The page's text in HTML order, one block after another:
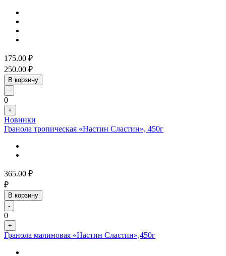
175.00 ₽
250.00 ₽
В корзину
-
0
+
Новинки
Гранола тропическая «Настин Сластин», 450г
365.00 ₽
₽
В корзину
-
0
+
Гранола малиновая «Настин Сластин»,450г